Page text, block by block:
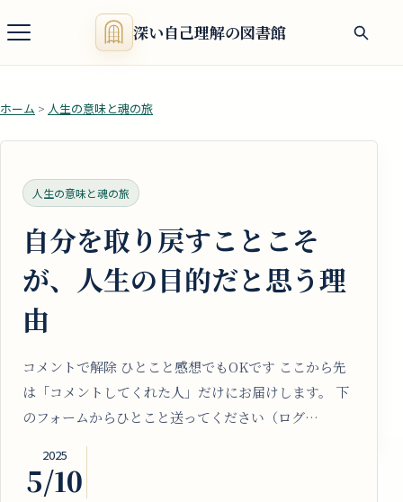
深い自己理解の図書館
ホーム > 人生の意味と魂の旅
人生の意味と魂の旅
自分を取り戻すことこそ
が、人生の目的だと思う理
由
コメントで解除 ひとこと感想でもOKです ここから先
は「コメントしてくれた人」だけにお届けします。 下
のフォームからひとこと送ってください（ログ…
2025
5/10